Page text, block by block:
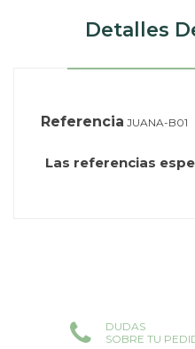
Detalles
Referencia JUANA-B01
Las referencias
DUDAS
SOBRE TU